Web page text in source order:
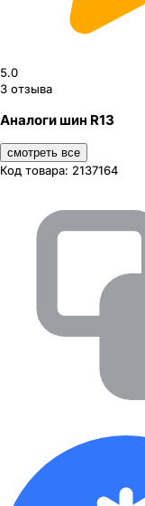
5.0
3 отзыва
Аналоги шин R13
смотреть все
Код товара: 2137164